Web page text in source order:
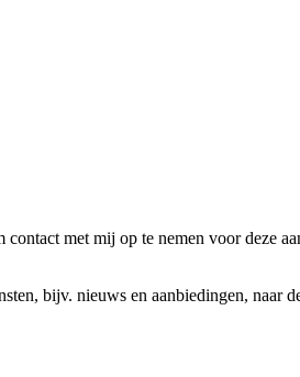
met mij op te nemen voor deze
bijv. nieuws en aanbiedingen, naar